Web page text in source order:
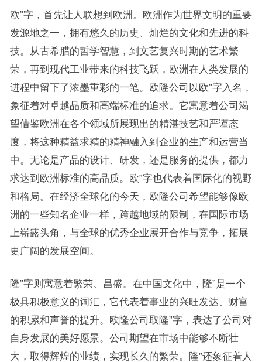
欧”字，首先让人联想到欧洲。欧洲作为世界文明的重要
发源地之一，拥有悠久的历史、灿烂的文化和先进的科
技。从古希腊的哲学智慧，到文艺复兴时期的艺术繁
荣，再到现代工业带来的科技飞跃，欧洲在人类发展的
进程中留下了浓墨重彩的一笔。欧隆公司以欧”字入名，
象征着对卓越品质和高端标准的追求。它寓意着公司渴
望借鉴欧洲在各个领域所展现出的精湛技艺和严谨态
度，将这种精益求精的精神融入到企业的生产和运营当
中。无论是产品的设计、研发，还是服务的提供，都力
求达到欧洲标准的高品质。欧”字也代表着国际化的视野
和格局。在经济全球化的今天，欧隆公司希望能够像欧
洲的一些知名企业一样，跨越地域的限制，在国际市场
上崭露头角，与全球的优秀企业展开合作与竞争，拓展
更广阔的发展空间。
隆”字则寓意着繁荣、昌盛。在中国文化中，隆”是一个
极具积极意义的词汇，它代表着事业的兴旺发达、财富
的积累和声誉的提升。欧隆公司取隆”字，表达了公司对
自身发展的美好愿景。公司期望在市场中能够不断壮
大，取得辉煌的业绩，实现长久的繁荣。隆”还象征着人